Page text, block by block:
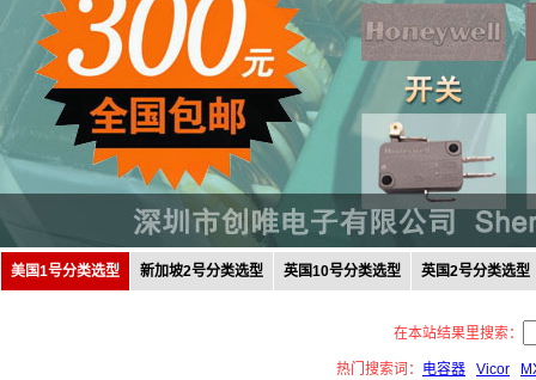
美国1号分类选型 新加坡2号分类选型 英国10号分类选型 英国2号分类选型
在本站结果里搜索：
热门搜索词： 电容器 Vicor